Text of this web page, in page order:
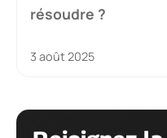
résoudre ?
3 août 2025